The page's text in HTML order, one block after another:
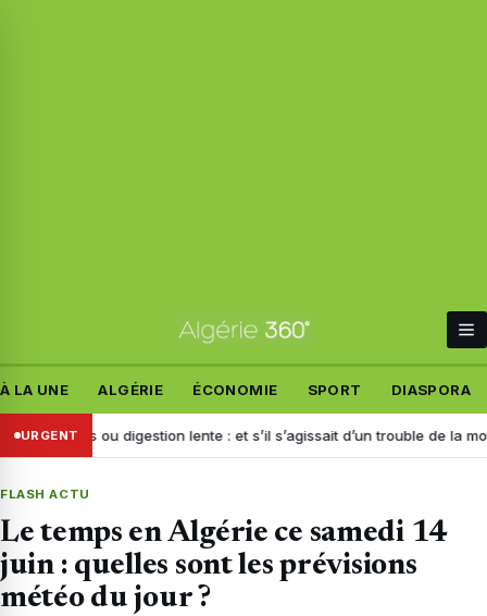
À LA UNE ALGÉRIE ÉCONOMIE SPORT DIASPORA
URGENT
ou digestion lente : et s’il s’agissait d’un trouble de la motilité ?
FLASH ACTU
Le temps en Algérie ce samedi 14
juin : quelles sont les prévisions
météo du jour ?